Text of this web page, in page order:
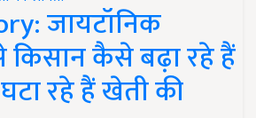
जायटॉनिक
किसान कैसे बढ़ा रहे हैं
रहे हैं खेती की